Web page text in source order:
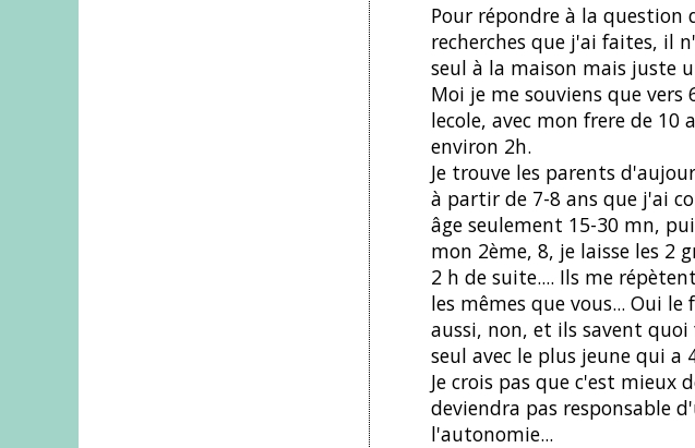
Pour répondre à la question
recherches que j'ai faites, il
seul à la maison mais juste
Moi je me souviens que vers
lecole, avec mon frere de
environ 2h.
Je trouve les parents
à partir de 7-8 ans que j'ai
âge seulement 15-30 mn,
mon 2ème, 8, je laisse les 2
2 h de suite.... Ils me
les mêmes que vous... Oui
aussi, non, et ils savent quoi
seul avec le plus jeune qui a
Je crois pas que c'est mieux
deviendra pas responsable
l'autonomie...